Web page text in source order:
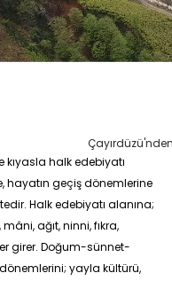
halk edebiyatı
geçiş dönemlerine
Halk edebiyatı alanına;
ağıt, ninni, fıkra,
girer. Doğum-sünnet-
yayla kültürü,